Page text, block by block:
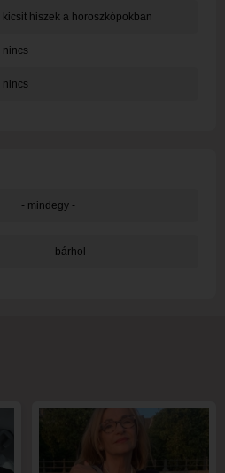
kicsit hiszek a horoszkópokban
nincs
nincs
- mindegy -
- bárhol -